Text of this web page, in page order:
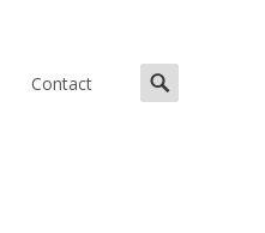
Contact